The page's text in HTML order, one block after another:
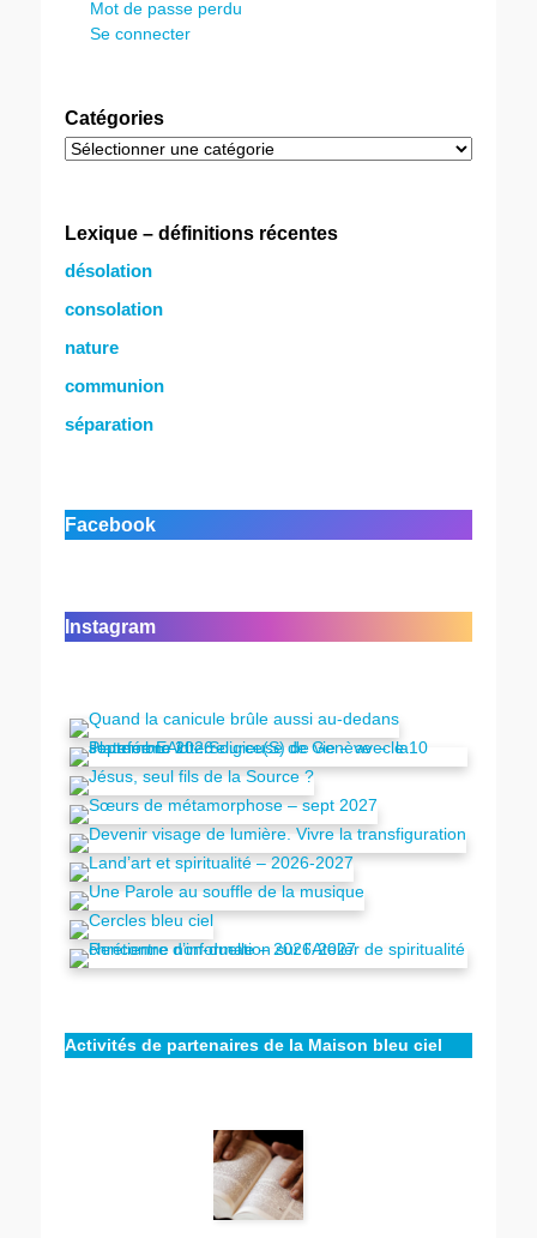
Mot de passe perdu
Se connecter
Catégories
Catégories
Lexique – définitions récentes
désolation
consolation
nature
communion
séparation
Facebook
Instagram
Activités de partenaires de la Maison bleu ciel